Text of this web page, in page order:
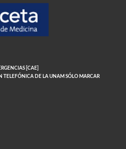
[CAE]
TELEFÓNICA DE LA UNAM SÓLO MARCAR